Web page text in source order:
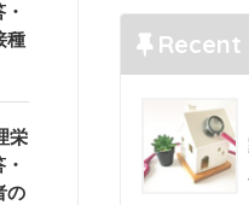
種
栄
の
Recent